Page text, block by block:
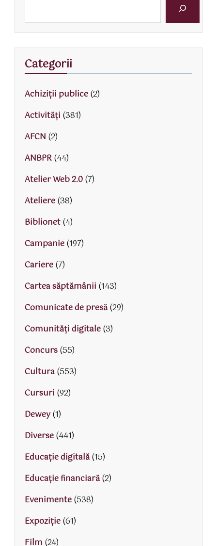
Categorii
Achiziții publice(2)
Activităţi (381)
AFCN (2)
ANBPR(44)
Atelier Web 2.0(7)
Ateliere(38)
Biblionet(4)
Campanie(197)
Cariere(7)
Cartea săptămânii (143)
Comunicate de presă(29)
Comunități digitale(3)
Concurs(55)
Cultura(553)
Cursuri (92)
Dewey(1)
Diverse(441)
Educaţie digitală(15)
Educaţie financiară(2)
Evenimente(538)
Expoziție(61)
Film (24)